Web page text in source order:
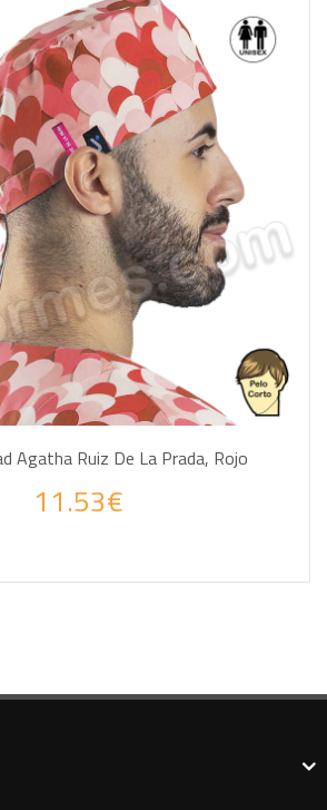
Agatha Ruiz De La Prada, Rojo
11.53€
por WhatsApp